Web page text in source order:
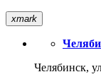
xmark
Челябинск,